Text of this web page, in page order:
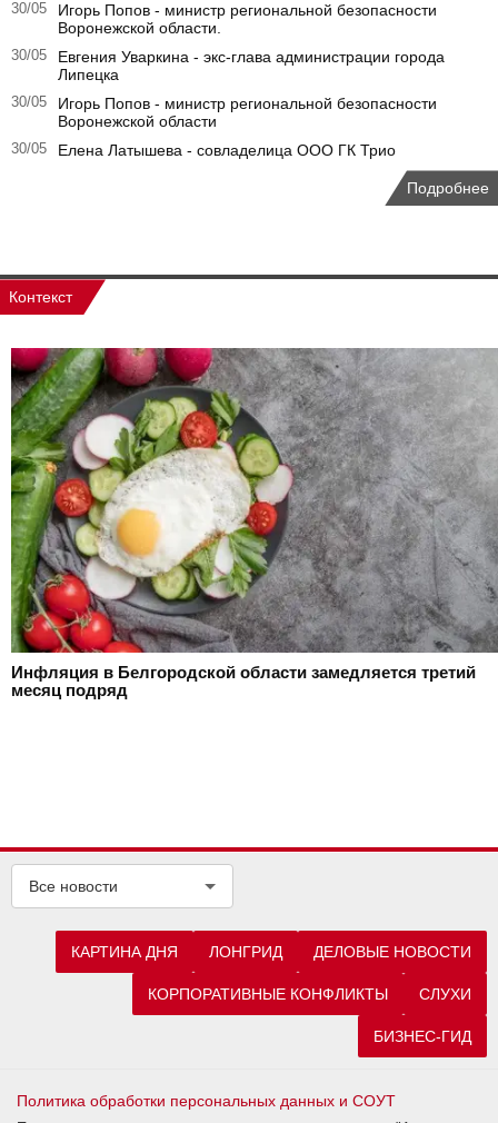
30/05
Игорь Попов - министр региональной безопасности
Воронежской области.
30/05
Евгения Уваркина - экс-глава администрации города
Липецка
30/05
Игорь Попов - министр региональной безопасности
Воронежской области
30/05 Елена Латышева - совладелица ООО ГК Трио
Подробнее
Контекст
Инфляция в Белгородской области замедляется третий
месяц подряд
Все новости
КАРТИНА ДНЯ ЛОНГРИД ДЕЛОВЫЕ НОВОСТИ
КОРПОРАТИВНЫЕ КОНФЛИКТЫ СЛУХИ
БИЗНЕС-ГИД
Политика обработки персональных данных и СОУТ